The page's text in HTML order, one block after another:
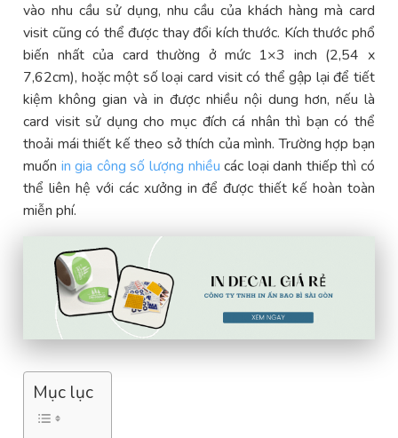
vào nhu cầu sử dụng, nhu cầu của khách hàng mà card
visit cũng có thể được thay đổi kích thước. Kích thước phổ
biến nhất của card thường ở mức 1×3 inch (2,54 x
7,62cm), hoặc một số loại card visit có thể gập lại để tiết
kiệm không gian và in được nhiều nội dung hơn, nếu là
card visit sử dụng cho mục đích cá nhân thì bạn có thể
thoải mái thiết kế theo sở thích của mình. Trường hợp bạn
muốn in gia công số lượng nhiều các loại danh thiếp thì có
thể liên hệ với các xưởng in để được thiết kế hoàn toàn
miễn phí.
Mục lục